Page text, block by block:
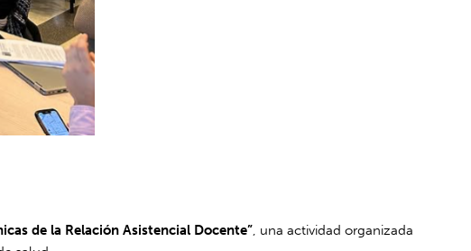
de la Relación Asistencial Docente”, una actividad organizada